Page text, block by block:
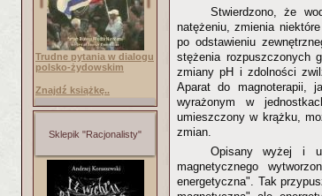
Trudne pytania w dialogu
polsko-żydowskim
Znajdź książkę..
Sklepik "Racjonalisty"
Stwierdzono, że
natężeniu, zmienia
po odstawieniu
stężenia rozpuszczonych
zmiany pH i zdolności
Aparat do magnoterapii,
wyrażonym w
umieszczony w krążku,
zmian.
Opisany wyżej i
magnetycznego
energetyczna". Tak